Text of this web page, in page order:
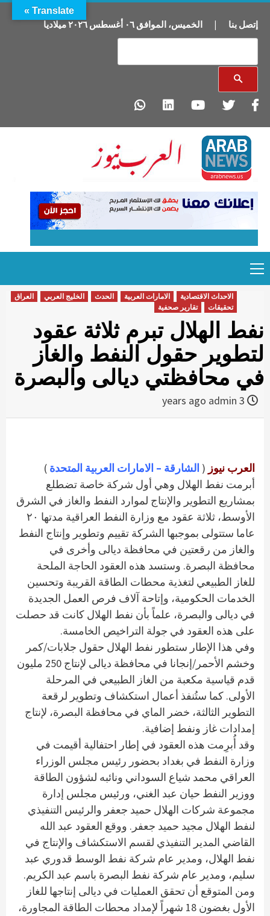
إتصل بنا | الخميس، الموافق٠٦ أغسطس ٢٠٢٦ميلاديا
to
content
Menu
الاحداث الاقتصادية الامارات العربية الحدث الخليج العربي
العراق
تحقيقات
تقارير صحفية
نفط الهلال تبرم ثلاثة عقود
لتطوير حقول النفط والغاز
في محافظتي ديالى والبصرة
admin
العرب نيوز ( الشارقة – الامارات العربية المتحدة )
أبرمت نفط الهلال وهي أول شركة خاصة تضطلع
بمشاريع التطوير والإنتاج لموارد النفط والغاز في الشرق
الأوسط، ثلاثة عقود مع وزارة النفط العراقية مدتها ٢٠
عاما ستتولى بموجبها الشركة تقييم وتطوير وإنتاج النفط
والغاز من رقعتين في محافظة ديالى وأخرى في
محافظة البصرة. وستسد هذه العقود الحاجة الملحة
للغاز الطبيعي لتغذية محطات الطاقة القريبة وتحسين
الخدمات الحكومية، وإتاحة آلاف فرص العمل الجديدة
في ديالى والبصرة، علماً بأن نفط الهلال كانت قد حصلت
على هذه العقود في جولة التراخيص الخامسة.
وفي هذا الإطار ستطور نفط الهلال حقول جلابات/كمر
وخشم الأحمر/إنجانا في محافظة ديالى لإنتاج 250 مليون
قدم قياسية مكعبة من الغاز الطبيعي في المرحلة
الأولى. كما ستُنفذ أعمال استكشاف وتطوير لرقعة
التطوير الثالثة، خضر الماي في محافظة البصرة، لإنتاج
إمدادات غاز ونفط إضافية.
وقد أُبرِمت هذه العقود في إطار احتفالية أقيمت في
وزارة النفط في بغداد بحضور رئيس مجلس الوزراء
العراقي محمد شياع السوداني ونائبه لشؤون الطاقة
ووزير النفط حيان عبد الغني، ورئيس مجلس إدارة
مجموعة شركات الهلال حميد جعفر والرئيس التنفيذي
لنفط الهلال مجيد حميد جعفر. ووقع العقود عبد الله
القاضي المدير التنفيذي لقسم الاستكشاف والإنتاج في
نفط الهلال، ومدير عام شركة نفط الوسط قدوري عبد
سليم، ومدير عام شركة نفط البصرة باسم عبد الكريم.
ومن المتوقع أن تحقق العمليات في ديالى إنتاجها للغاز
الأول بغضون 18 شهراً لإمداد محطات الطاقة المجاورة،
Translate »